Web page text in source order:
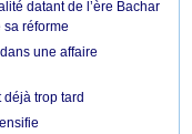
datant de l’ère Bachar
sa réforme
une affaire
déjà trop tard